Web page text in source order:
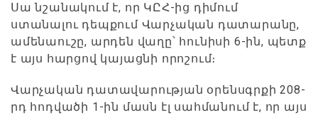
Սա նշանակում է, որ ԿԸՀ-ից դիմում
ստանալու դեպքում Վարչական դատարանը,
ամենաուշը, արդեն վաղը՝ հունիսի 6-ին, պետք
է այս հարցով կայացնի որոշում։
Վարչական դատավարության օրենսգրքի 208-
րդ հոդվածի 1-ին մասն էլ սահմանում է, որ այս